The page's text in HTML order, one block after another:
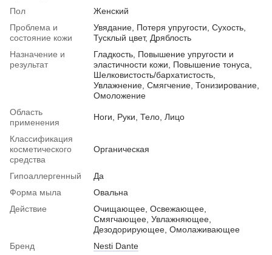
Пол
Женский
Проблема и
состояние кожи
Увядание, Потеря упругости, Сухость,
Тусклый цвет, Дряблость
Назначение и
результат
Гладкость, Повышение упругости и
эластичности кожи, Повышение тонуса,
Шелковистость/бархатистость,
Увлажнение, Смягчение, Тонизирование,
Омоложение
Область
применения
Ноги, Руки, Тело, Лицо
Классификация
косметического
средства
Органическая
Гипоаллергенный
Да
Форма мыла
Овальна
Действие
Очищающее, Освежающее,
Смягчающее, Увлажняющее,
Дезодорирующее, Омолаживающее
Бренд
Nesti Dante